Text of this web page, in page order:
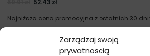
Zarządzaj swoją
prywatnoscią
52.43 zł
Najniższa cena promocyjna z ostatnich 30 dni: